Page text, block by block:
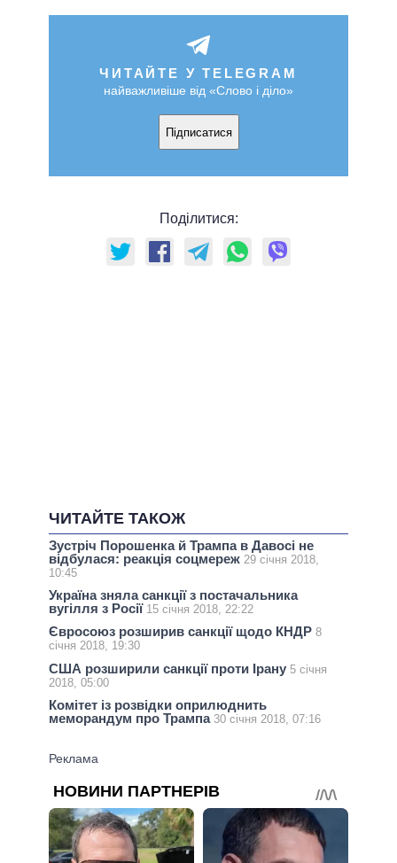
ЧИТАЙТЕ У TELEGRAM
найважливіше від «Слово і діло»
Підписатися
Поділитися:
ЧИТАЙТЕ ТАКОЖ
Зустріч Порошенка й Трампа в Давосі не
відбулася: реакція соцмереж 29 січня 2018,
10:45
Україна зняла санкції з постачальника
вугілля з Росії 15 січня 2018, 22:22
Євросоюз розширив санкції щодо КНДР 8
січня 2018, 19:30
США розширили санкції проти Ірану 5 січня
2018, 05:00
Комітет із розвідки оприлюднить
меморандум про Трампа 30 січня 2018, 07:16